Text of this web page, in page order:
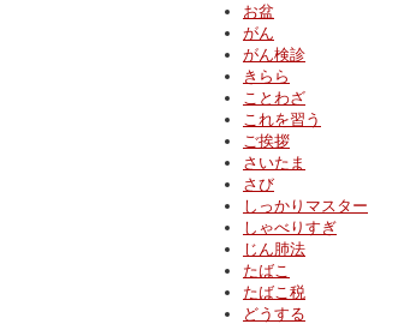
お盆
がん
がん検診
きらら
ことわざ
これを習う
ご挨拶
さいたま
さび
しっかりマスター
しゃべりすぎ
じん肺法
たばこ
たばこ税
どうする